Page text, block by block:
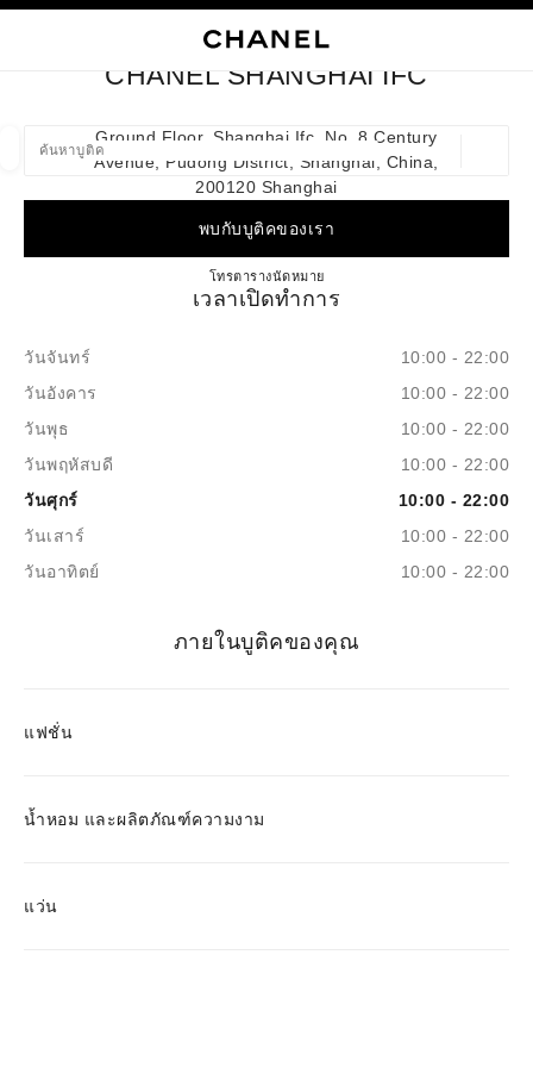
ข้อเสนอจะแสดงอยู่ใต้แถบค้นหานี้
ปิดการ์ดบูติก CHANEL SHANGHAI IFC
CHANEL SHANGHAI IFC
Ground Floor, Shanghai Ifc, No. 8 Century
Avenue, Pudong District, Shanghai, China​,
200120 Shanghai
พบกับบูติคของเรา
โทร4009555888
ตารางนัดหมายCHANEL SHANGHAI IFC
เวลาเปิดทำการ
วันจันทร์
10:00 - 22:00
วันอังคาร
10:00 - 22:00
วันพุธ
10:00 - 22:00
วันพฤหัสบดี
10:00 - 22:00
วันศุกร์
10:00 - 22:00
วันเสาร์
10:00 - 22:00
วันอาทิตย์
10:00 - 22:00
ภายในบูติคของคุณ
แฟชั่น
น้ำหอม และผลิตภัณฑ์ความงาม
แว่น
ตัวกรอง
ตัวกรองผลลัพธ์โดย: